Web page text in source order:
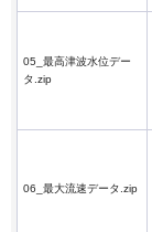
05_最高津波水位デー
タ.zip
06_最大流速データ.zip